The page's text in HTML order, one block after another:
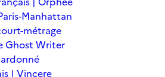
Manhattan
métrage
Ghost Writer
| Vincere